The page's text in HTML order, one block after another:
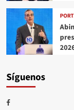
Síguenos